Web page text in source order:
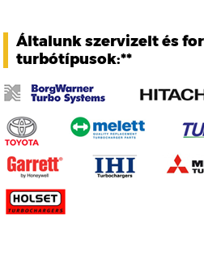
Általunk szervizelt és
turbótípusok:**